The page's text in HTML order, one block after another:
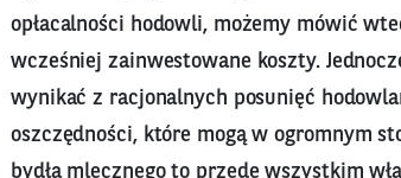
opłacalności hodowli, możemy mówić
wcześniej zainwestowane koszty.
wynikać z racjonalnych posunięć
oszczędności, które mogą w ogromnym
bydła mlecznego to przede wszystkim